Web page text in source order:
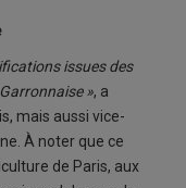
issues des
», a
mais aussi vice-
À noter que ce
de Paris, aux